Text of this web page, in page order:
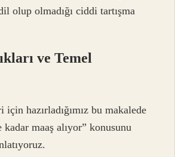
olup olmadığı ciddi tartışma
ve Temel
hazırladığımız bu makalede
maaş alıyor” konusunu